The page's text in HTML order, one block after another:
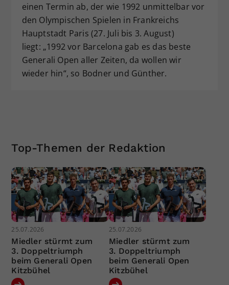
einen Termin ab, der wie 1992 unmittelbar vor
den Olympischen Spielen in Frankreichs
Hauptstadt Paris (27. Juli bis 3. August)
liegt: „1992 vor Barcelona gab es das beste
Generali Open aller Zeiten, da wollen wir
wieder hin“, so Bodner und Günther.
Top-Themen der Redaktion
25.07.2026
Miedler stürmt zum
3. Doppeltriumph
beim Generali Open
Kitzbühel
25.07.2026
Miedler stürmt zum
3. Doppeltriumph
beim Generali Open
Kitzbühel